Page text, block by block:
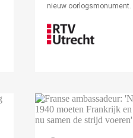
nieuw oorlogsmonument.